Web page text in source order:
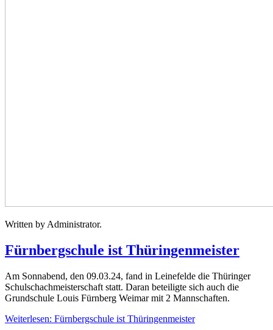
Written by Administrator.
Fürnbergschule ist Thüringenmeister
Am Sonnabend, den 09.03.24, fand in Leinefelde die Thüringer
Schulschachmeisterschaft statt. Daran beteiligte sich auch die
Grundschule Louis Fürnberg Weimar mit 2 Mannschaften.
Weiterlesen: Fürnbergschule ist Thüringenmeister